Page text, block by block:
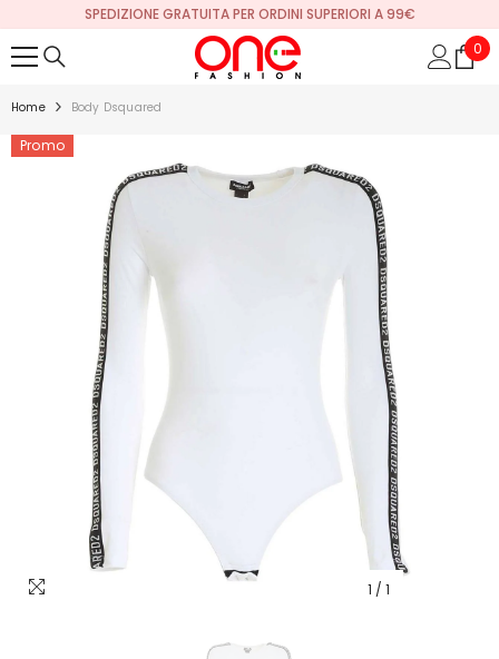
VAI DIRETTAMENTE AI CONTENUTI
SPEDIZIONE GRATUITA PER ORDINI SUPERIORI A 99€
0
0
Home Body Dsquared
Promo
1 / 1